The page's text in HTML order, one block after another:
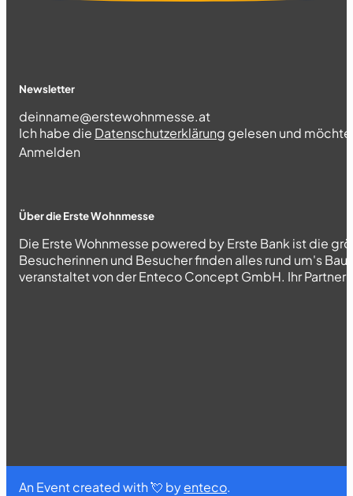
Newsletter
Section
Ich habe die Datenschutzerklärung gelesen und
Abschnitt
Anmelden
Über die Erste Wohnmesse
Die Erste Wohnmesse powered by Erste Bank ist die
Besucherinnen und Besucher finden alles rund um's
veranstaltet von der Enteco Concept GmbH. Ihr Partner
An Event created with 💘 byenteco.